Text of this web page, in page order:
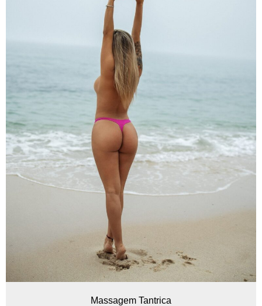
Massagem Tantrica